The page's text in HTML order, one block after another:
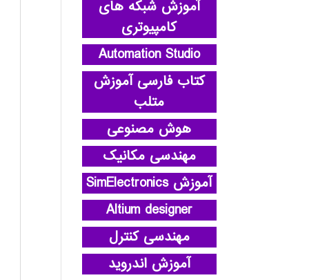
آموزش شبکه های
کامپیوتری
Automation Studio
کتاب فارسی آموزش
متلب
هوش مصنوعی
مهندسی مکانیک
آموزش SimElectronics
Altium designer
مهندسی کنترل
آموزش اندروید